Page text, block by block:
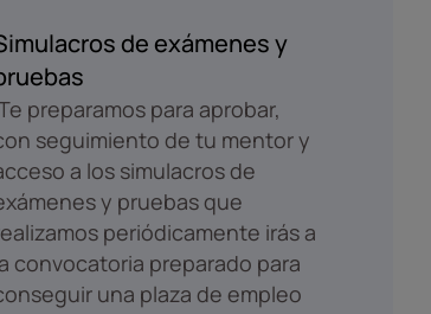
de exámenes y
preparamos para aprobar,
seguimiento de tu mentor y
a los simulacros de
y pruebas que
periódicamente irás a
convocatoria preparado para
una plaza de empleo